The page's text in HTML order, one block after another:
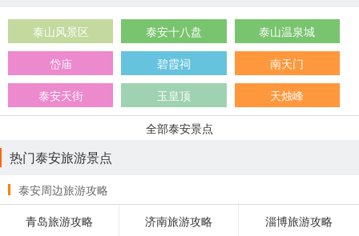
泰山风景区 泰安十八盘
泰山温泉城
岱庙
碧霞祠
南天门
泰安天街
玉皇顶 天烛峰
全部泰安景点
热门泰安旅游景点
泰安周边旅游攻略
青岛旅游攻略
济南旅游攻略
淄博旅游攻略